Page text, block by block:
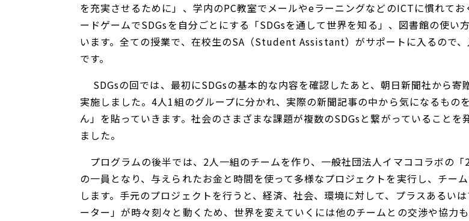
を充実させるために」、学内のPC教室でメールやeラーニングなどのICTに慣れて
ードゲームでSDGsを自分ごとにする「SDGsを通して世界を知る」、図書館の使
います。全ての授業で、在校生のSA（Student Assistant）がサポートに入るので
です。
SDGsの回では、最初にSDGsの基本的な内容を確認したあと、朝日新聞社から寄
実施しました。4人1組のグループに分かれ、実際の新聞記事の中から気になるもの
ん」を貼っていきます。社会のさまざまな課題が複数のSDGsと繋がっていること
ました。
プログラムの後半では、2人一組のチームを作り、一般社団法人イマココラボの
の一員となり、与えられたお金と時間を使って多様なプロジェクトを実行し、チー
します。手元のプロジェクトを行うと、経済、社会、環境に対して、プラスあるい
ーター」が時々刻々と動くため、世界を変えていくには他のチームとの交渉や協力